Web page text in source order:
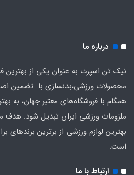
درباره ما
نیک تن اسپرت به عنوان یکی از بهترین
محصولات ورزشی،بدنسازی با تضمین
همگام با فروشگاه‌های معتبر جهان، به
ملزومات ورزشی ایران تبدیل شود. هدف
بهترین لوازم ورزشی از برترین برندهای
است.
ارتباط با ما